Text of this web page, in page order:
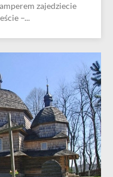
zajedziecie
–...